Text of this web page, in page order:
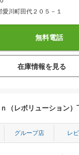
川町田代２０５－１
無料電話
（レボリューション
グループ店 レ